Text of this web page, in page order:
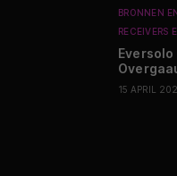
BRONNEN
RECEIVERS
15 APRIL